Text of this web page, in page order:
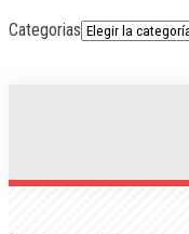
Categorias